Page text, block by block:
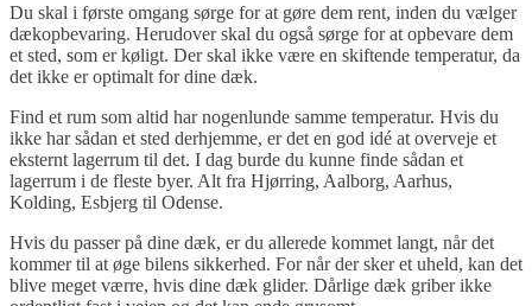
Du skal i første omgang sørge for at gøre dem rent, inden du vælger
dækopbevaring. Herudover skal du også sørge for at opbevare dem
et sted, som er køligt. Der skal ikke være en skiftende temperatur, da
det ikke er optimalt for dine dæk.
Find et rum som altid har nogenlunde samme temperatur. Hvis du
ikke har sådan et sted derhjemme, er det en god idé at overveje et
eksternt lagerrum til det. I dag burde du kunne finde sådan et
lagerrum i de fleste byer. Alt fra Hjørring, Aalborg, Aarhus,
Kolding, Esbjerg til Odense.
Hvis du passer på dine dæk, er du allerede kommet langt, når det
kommer til at øge bilens sikkerhed. For når der sker et uheld, kan det
blive meget værre, hvis dine dæk glider. Dårlige dæk griber ikke